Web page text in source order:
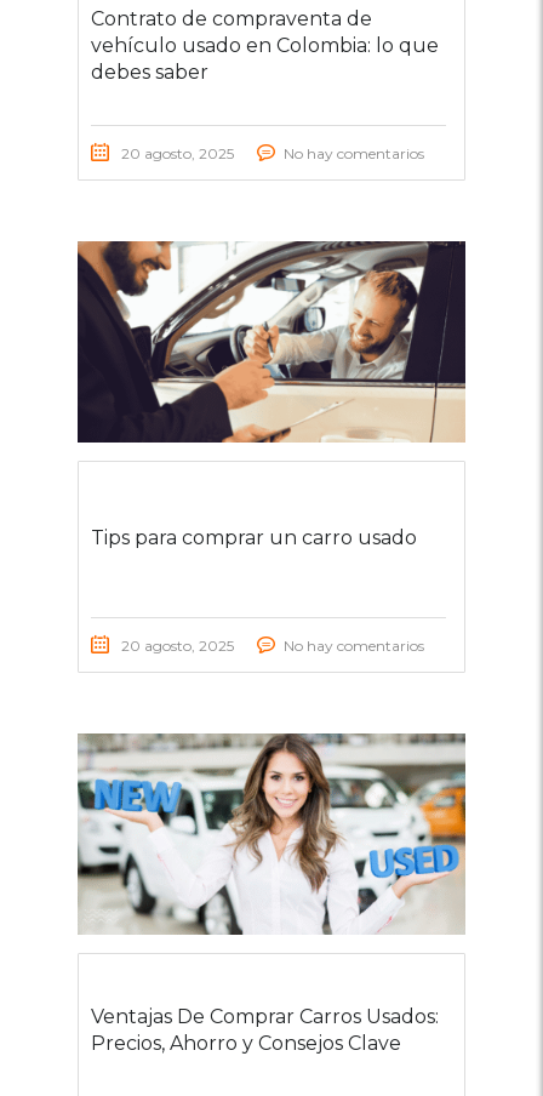
Contrato de compraventa de
vehículo usado en Colombia: lo que
debes saber
20 agosto, 2025 No hay comentarios
Tips para comprar un carro usado
20 agosto, 2025 No hay comentarios
Ventajas De Comprar Carros Usados:
Precios, Ahorro y Consejos Clave